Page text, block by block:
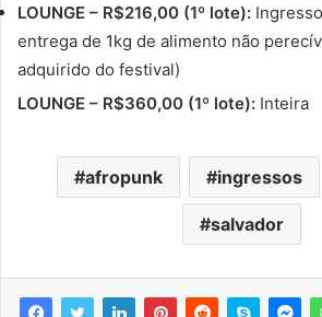
LOUNGE – R$216,00 (1º lote):
entrega de 1kg de alimento não
adquirido do festival)
LOUNGE – R$360,00 (1º lote): Inteira
afropunk ingressos
salvador